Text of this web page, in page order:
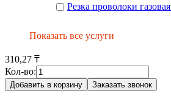
Резка проволоки газовая
Показать все услуги
310,27 ₸
Кол-во:
Добавить в корзину Заказать звонок